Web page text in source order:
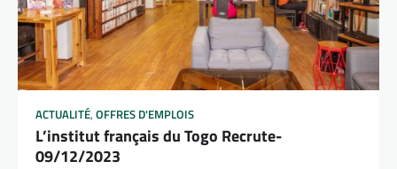
ACTUALITÉ, OFFRES D'EMPLOIS
L’institut français du Togo Recrute-
09/12/2023